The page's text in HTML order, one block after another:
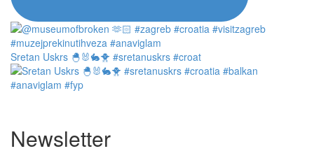
Sretan Uskrs 🐣🐰🐇🐥 #sretanuskrs #croat
Newsletter